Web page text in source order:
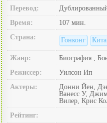
Перевод:
Время:
107 мин.
Страна:
Гонконг
Жанр:
Биография ,
Режиссер:
Уилсон Ип
Актеры:
Донни Йен,
Ванесс У,
Вилер, Крис
Рейтинг: